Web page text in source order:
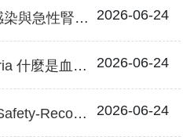
急性腎盂腎炎 2026-06-24
麼是血尿？ 2026-06-24
visiting a doctor 病人安全 就醫認知 2026-06-24